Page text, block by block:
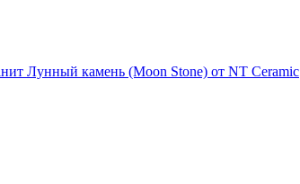
Лунный камень (Moon Stone) от NT Ceramic